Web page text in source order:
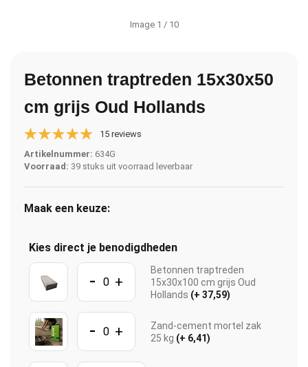
Image 1 / 10
Betonnen traptreden 15x30x50
cm grijs Oud Hollands
15 reviews
Artikelnummer: 634G
Voorraad: 39 stuks uit voorraad leverbaar
Maak een keuze:
Kies direct je benodigdheden
- +
Betonnen traptreden
15x30x100 cm grijs Oud
Hollands (+ 37,59)
- +
Zand-cement mortel zak
25 kg (+ 6,41)